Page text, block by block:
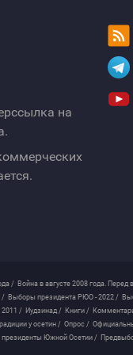
на
/ Война в августе 2008 года. Перед
/ Выборы президента РЮО - 2022 /
2011 / Иудзинад / Книги /
у осетин / Опрос /
Южной Осетии /